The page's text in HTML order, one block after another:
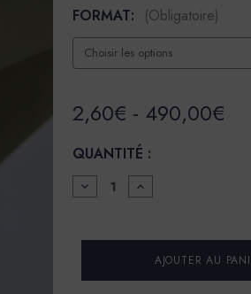
FORMAT: (Obligatoire)
2,60€ - 490,00€
QUANTITÉ :
DIMINUER
LA
ENDUIT
-
AUGMENTER
LA
ENDUIT
BÉTON
COLORÉ
-